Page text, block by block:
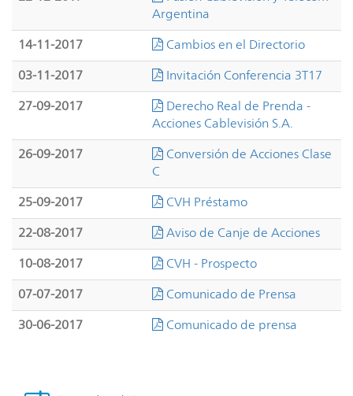
Argentina
14-11-2017 Cambios en el Directorio
03-11-2017 Invitación Conferencia 3T17
27-09-2017
Derecho Real de Prenda -
Acciones Cablevisión S.A.
26-09-2017
Conversión de Acciones Clase
C
25-09-2017 CVH Préstamo
22-08-2017 Aviso de Canje de Acciones
10-08-2017 CVH - Prospecto
07-07-2017 Comunicado de Prensa
30-06-2017 Comunicado de prensa